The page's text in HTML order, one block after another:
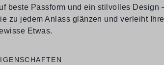
beste Passform und ein stilvolles Design
zu jedem Anlass glänzen und verleiht
Etwas.